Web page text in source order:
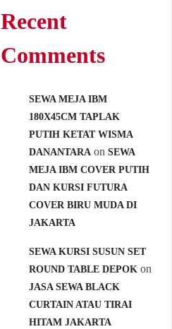
Recent
Comments
SEWA MEJA IBM
180X45CM TAPLAK
PUTIH KETAT WISMA
DANANTARA onSEWA
MEJA IBM COVER PUTIH
DAN KURSI FUTURA
COVER BIRU MUDA DI
JAKARTA
SEWA KURSI SUSUN SET
ROUND TABLE DEPOK on
JASA SEWA BLACK
CURTAIN ATAU TIRAI
HITAM JAKARTA